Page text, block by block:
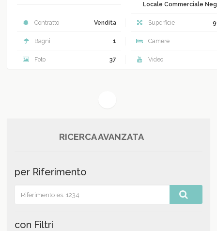
Locale Commerciale
Contratto Vendita Superficie
Bagni 1 Camere
Foto 37 Video
RICERCA AVANZATA
per Riferimento
con Filtri